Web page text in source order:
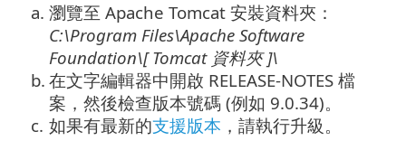
a. 瀏覽至 Apache Tomcat 安裝資料夾：
C:\Program Files\Apache Software
Foundation\[ Tomcat資料夾]\
b. 在文字編輯器中開啟 RELEASE-NOTES 檔
案，然後檢查版本號碼 (例如 9.0.34)。
c. 如果有最新的支援版本 ，請執行升級。